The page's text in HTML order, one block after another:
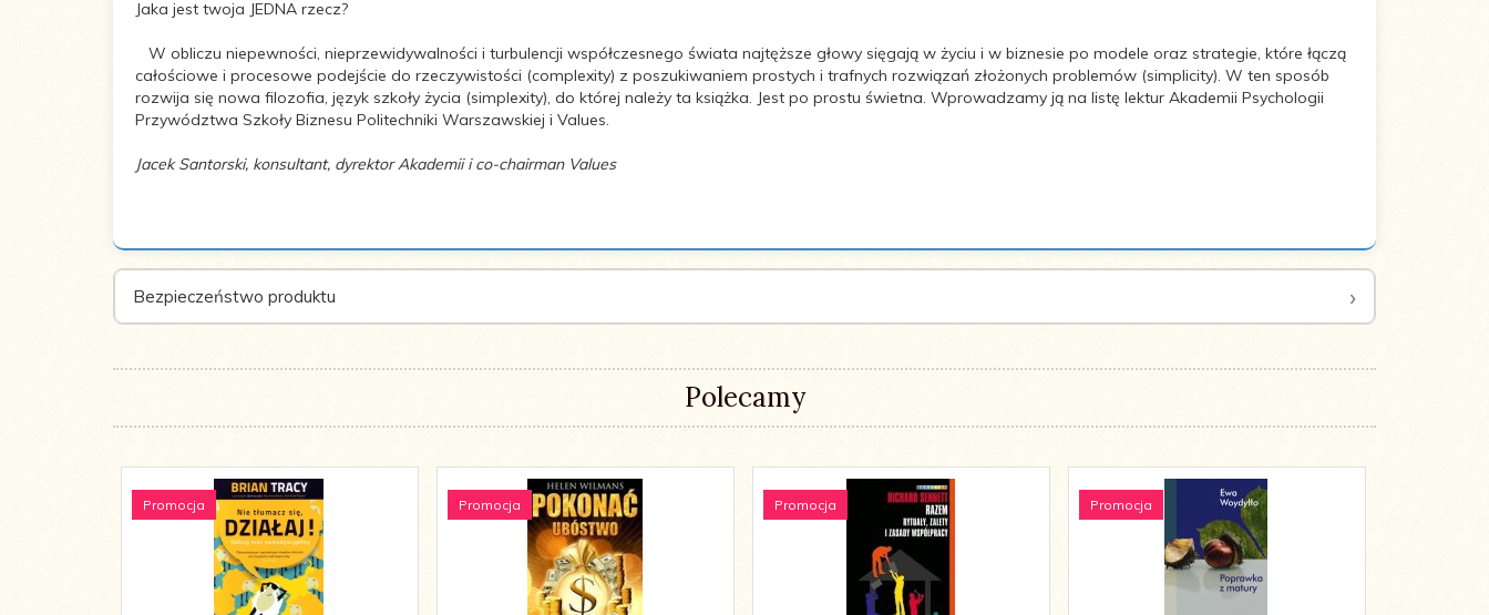
Jaka jest twoja JEDNA rzecz?
W obliczu niepewności, nieprzewidywalności i turbulencji współczesnego świata najtęższe głowy sięgają w życiu i w biznesie po modele oraz strategie, które łączą
całościowe i procesowe podejście do rzeczywistości (complexity) z poszukiwaniem prostych i trafnych rozwiązań złożonych problemów (simplicity). W ten sposób
rozwija się nowa filozofia, język szkoły życia (simplexity), do której należy ta książka. Jest po prostu świetna. Wprowadzamy ją na listę lektur Akademii Psychologii
Przywództwa Szkoły Biznesu Politechniki Warszawskiej i Values.
Jacek Santorski, konsultant, dyrektor Akademii i co-chairman Values
Wymiary: 145x205
Oprawa: Twarda
wydania:
2013
Bezpieczeństwo produktu
Polecamy
Promocja Promocja Promocja Promocja